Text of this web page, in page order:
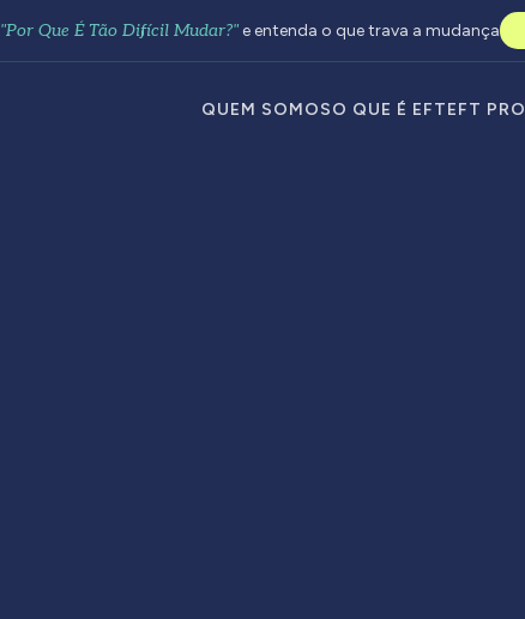
QUEM SOMOSO QUE É EFTEFT PRO
"Por Que É Tão Difícil Mudar?"e entenda o que trava a mudança